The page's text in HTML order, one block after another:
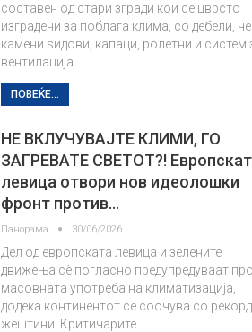
составен од стари згради кои се цврсто
изградени за поблага клима, со дебели,
камени ѕидови, капаци, ролетни и систем
вентилација…
ПОВЕЌЕ...
НЕ ВКЛУЧУВАЈТЕ КЛИМИ, ГО
ЗАГРЕВАТЕ СВЕТОТ?!
левица отвори нов идеолошки
фронт против…
Панорама 30/06/2026
Дел од европската левица и зелените
движења сè погласно предупредуваат
масовната употреба на климатизација,
додека континентот се соочува со
жештини. Критичарите…